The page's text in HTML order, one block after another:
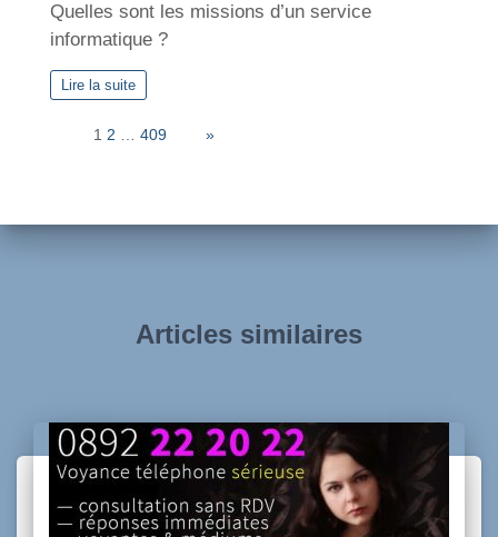
Quelles sont les missions d’un service
informatique ?
Lire la suite
1 2 … 409 »
Articles similaires